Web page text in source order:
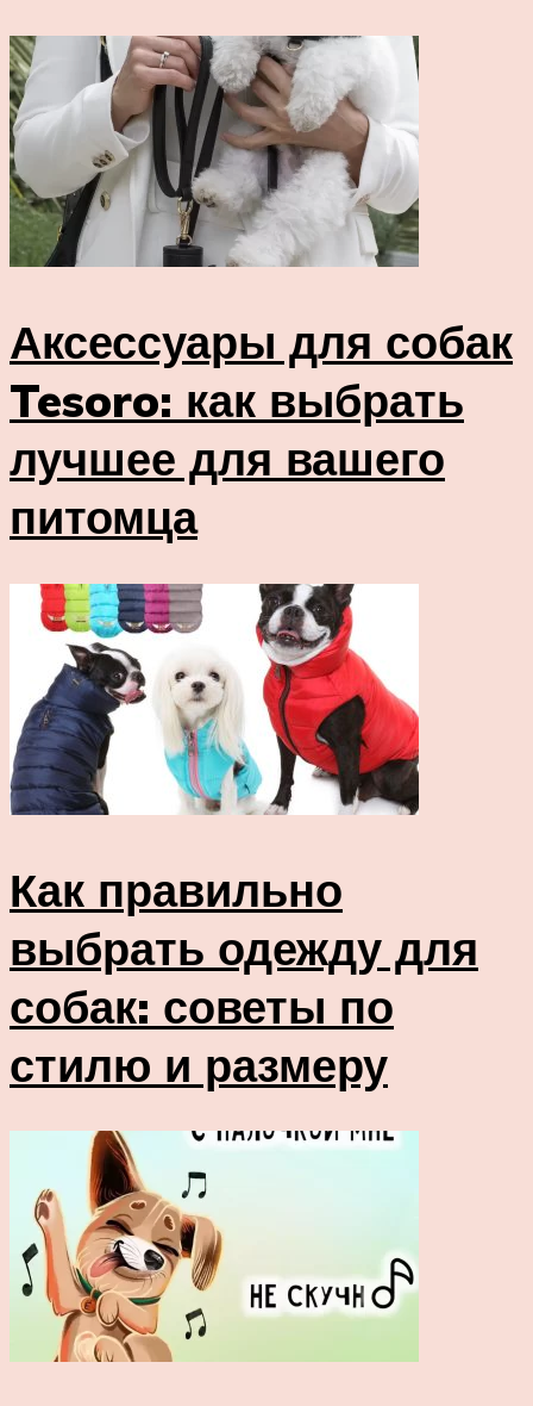
Аксессуары для собак
Tesoro: как выбрать
лучшее для вашего
питомца
Как правильно
выбрать одежду для
собак: советы по
стилю и размеру